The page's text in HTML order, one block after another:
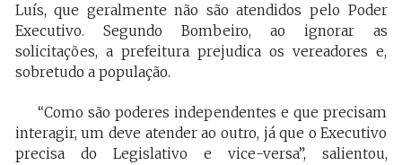
Luís, que geralmente não são atendidos pelo Poder
Executivo. Segundo Bombeiro, ao ignorar as
solicitações, a prefeitura prejudica os vereadores e,
sobretudo a população.
“Como são poderes independentes e que precisam
interagir, um deve atender ao outro, já que o Executivo
precisa do Legislativo e vice-versa”, salientou,